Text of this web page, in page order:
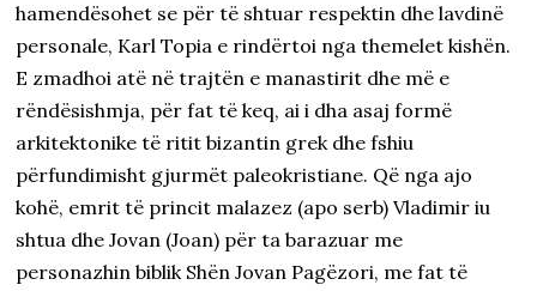
hamendësohet se për të shtuar respektin dhe lavdinë
personale, Karl Topia e rindërtoi nga themelet kishën.
E zmadhoi atë në trajtën e manastirit dhe më e
rëndësishmja, për fat të keq, ai i dha asaj formë
arkitektonike të ritit bizantin grek dhe fshiu
përfundimisht gjurmët paleokristiane. Që nga ajo
kohë, emrit të princit malazez (apo serb) Vladimir iu
shtua dhe Jovan (Joan) për ta barazuar me
personazhin biblik Shën Jovan Pagëzori, me fat të